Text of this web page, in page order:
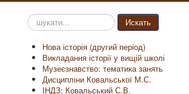
Пошук
на
Искать
Нова історія (другий період)
Викладання історії у вищій школі
Музеєзнавство: тематика занять
Дисципліни Ковальської М.С.
ІНДЗ: Ковальський С.В.